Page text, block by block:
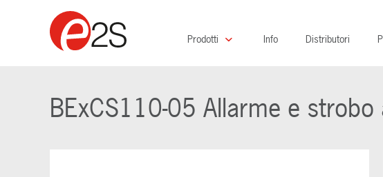
Prodotti Info Distributori
BExCS110-05 Allarme e